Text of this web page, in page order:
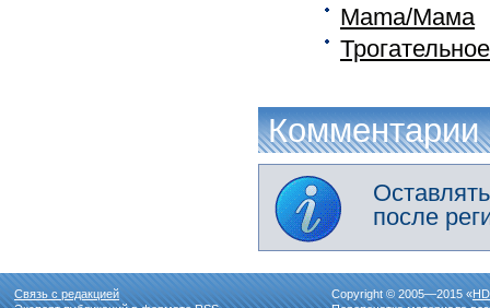
Mama/Мама
Комментарии
после
Связь с редакцией
Copyright © 2005—2015 «